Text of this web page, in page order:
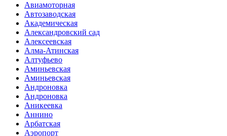
Авиамоторная
Автозаводская
Академическая
Александровский сад
Алексеевская
Алма-Атинская
Алтуфьево
Аминьевская
Аминьевская
Андроновка
Андроновка
Аникеевка
Аннино
Арбатская
Аэропорт